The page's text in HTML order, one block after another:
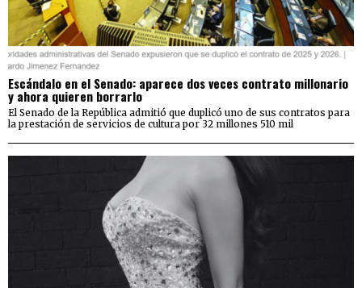
Escándalo en el Senado: aparece dos veces contrato millonario
y ahora quieren borrarlo
El Senado de la República admitió que duplicó uno de sus contratos para
la prestación de servicios de cultura por 32 millones 510 mil